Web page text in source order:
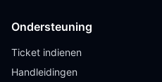
Ondersteuning
Ticket indienen
Handleidingen